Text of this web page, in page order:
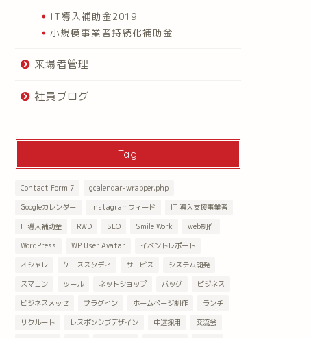
IT導入補助金2019
小規模事業者持続化補助金
来場者管理
社員ブログ
Tag
Contact Form 7
gcalendar-wrapper.php
Googleカレンダー
Instagramフィード
IT 導入支援事業者
IT導入補助金
RWD SEO Smile Work
web制作
WordPress
WP User Avatar
イベントレポート
オシャレ
ケーススタディ サービス
システム開発
スマコン
ツール ネットショップ バッグ
ビジネス
ビジネスメッセ
プラグイン ホームページ制作
ランチ
リクルート
レスポンシブデザイン 中途採用
交流会